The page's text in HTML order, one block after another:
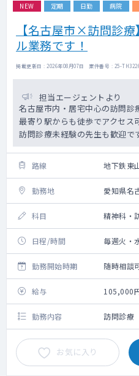
NEW 定期 日勤 病院
【名古屋市×訪問診
ル業務です！
掲載更新日 : 2026年08月07日 案件番号 : 25-
担当エージェントより
名古屋市内・居宅中心の訪問診
最寄り駅からも徒歩でアクセス
訪問診療未経験の先生も歓迎で
路線 地下鉄東
勤務地 愛知県名
科目 精神科・
日程/時間 毎週火・
勤務開始時期 随時相談
給与 105,000
勤務内容 訪問診療
お気に入り